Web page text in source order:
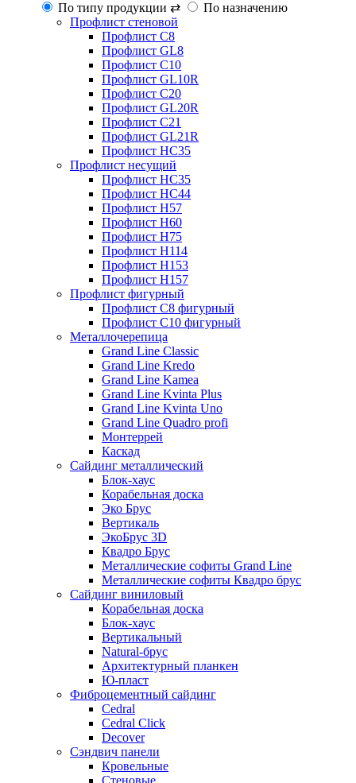
По типу продукции ⇄
По назначению
Профлист стеновой
Профлист С8
Профлист GL8
Профлист С10
Профлист GL10R
Профлист С20
Профлист GL20R
Профлист С21
Профлист GL21R
Профлист НС35
Профлист несущий
Профлист НС35
Профлист НС44
Профлист Н57
Профлист Н60
Профлист Н75
Профлист Н114
Профлист Н153
Профлист Н157
Профлист фигурный
Профлист С8 фигурный
Профлист С10 фигурный
Металлочерепица
Grand Line Classic
Grand Line Kredo
Grand Line Kamea
Grand Line Kvinta Plus
Grand Line Kvinta Uno
Grand Line Quadro profi
Монтеррей
Каскад
Сайдинг металлический
Блок-хаус
Корабельная доска
Эко Брус
Вертикаль
ЭкоБрус 3D
Квадро Брус
Металлические софиты Grand Line
Металлические софиты Квадро брус
Сайдинг виниловый
Корабельная доска
Блок-хаус
Вертикальный
Natural-брус
Архитектурный планкен
Ю-пласт
Фиброцементный сайдинг
Cedral
Cedral Click
Decover
Сэндвич панели
Кровельные
Стеновые